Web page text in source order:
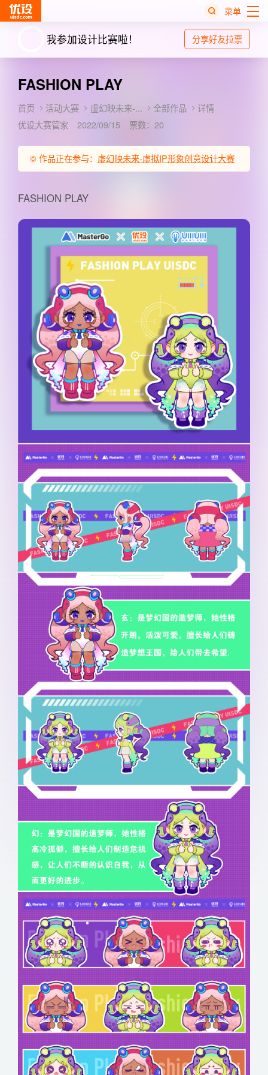
菜单
FASHION PLAY
首页 活动大赛 虚幻映未来-... 全部作品
详情
优设大赛管家
2022/09/15 票数：20
© 作品正在参与： 虚幻映未来-虚拟IP形象创意设计大赛
FASHION PLAY
我参加设计比赛啦！ 分享好友拉票
搜